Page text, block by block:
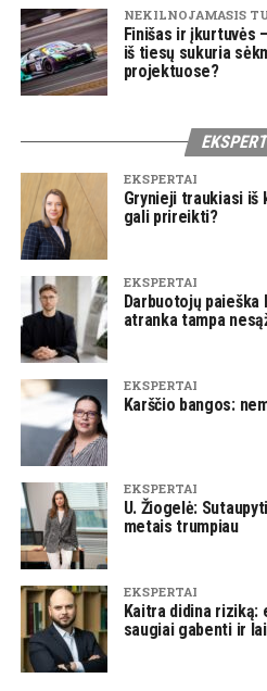
NEKILNOJAMASIS
Finišas ir įkurtuvės
iš tiesų sukuria
projektuose?
EKSPERTAI
Grynieji traukiasi iš
gali prireikti?
EKSPERTAI
Darbuotojų
atranka tampa
EKSPERTAI
Karščio bangos:
EKSPERTAI
U. Žiogelė:
metais trumpiau
EKSPERTAI
Kaitra didina riziką:
saugiai gabenti ir